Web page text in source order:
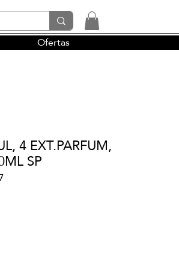
y la perfumería árabe
Ofertas
4 EXT.PARFUM,
SP